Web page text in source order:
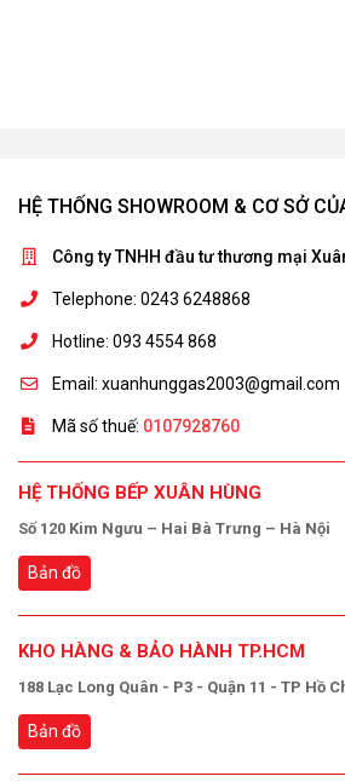
HỆ THỐNG SHOWROOM & CƠ SỞ
Công ty TNHH đầu tư thương mại
Telephone: 0243 6248868
Hotline: 093 4554 868
Email: xuanhunggas2003@gmail.com
Mã số thuế: 0107928760
HỆ THỐNG BẾP XUÂN HÙNG
Số 120 Kim Ngưu – Hai Bà Trưng – Hà Nội
Bản đồ
KHO HÀNG & BẢO HÀNH TP.HCM
188 Lạc Long Quân - P3 - Quận 11 - TP Hồ
Bản đồ